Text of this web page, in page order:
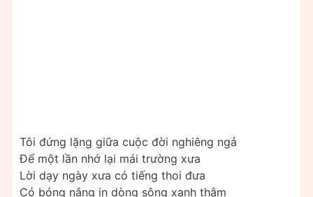
Tôi đứng lặng giữa cuộc đời nghiêng ngả
Để một lần nhớ lại mái trường xưa
Lời dạy ngày xưa có tiếng thoi đưa
Có bóng nắng in dòng sông xanh thắm